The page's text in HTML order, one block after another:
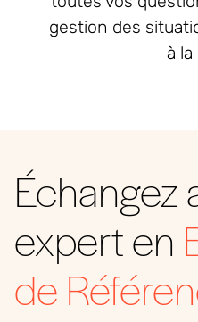
gestion des
à la
Échangez
expert en
de